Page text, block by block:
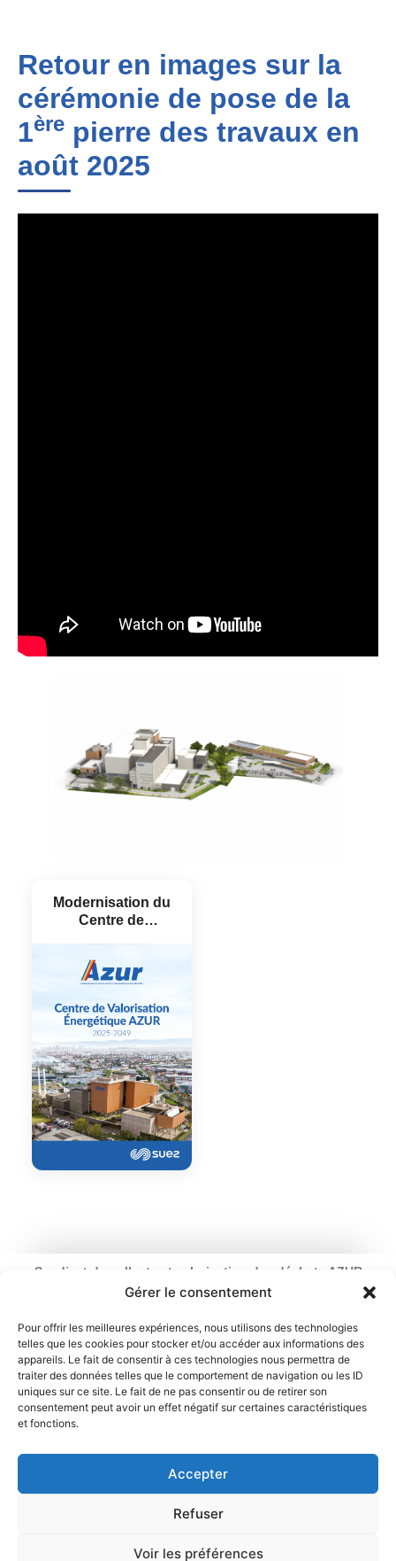
Gérer le consentement
Pour offrir les meilleures expériences, nous utilisons des technologies
telles que les cookies pour stocker et/ou accéder aux informations des
appareils. Le fait de consentir à ces technologies nous permettra de
traiter des données telles que le comportement de navigation ou les ID
uniques sur ce site. Le fait de ne pas consentir ou de retirer son
consentement peut avoir un effet négatif sur certaines caractéristiques
et fonctions.
Accepter
Refuser
Voir les préférences
Retour en images sur la
cérémonie de pose de la
1ère pierre des travaux en
août 2025
Modernisation du
Centre de
Azur/Suez 2025-
Syndicat de collecte et valorisation des déchets AZUR
Ouverture : du lundi au vendredi
2 rue du Chemin Vert – 95100 Argenteuil
01 34 11 70 31
Mentions légales Politique de cookies
Déclaration de confidentialité